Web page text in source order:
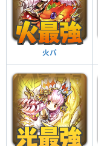
超つなげ消し強化
封印耐性
ス
ダメージ無効貫通
ダメージ無効貫通
HP強化
火パ